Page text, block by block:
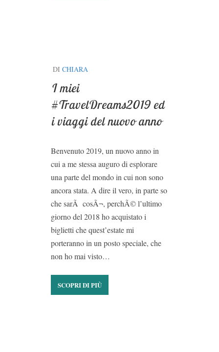
DI CHIARA
I miei
#TravelDreams2019 ed
i viaggi del nuovo anno
Benvenuto 2019, un nuovo anno in
cui a me stessa auguro di esplorare
una parte del mondo in cui non sono
ancora stata. A dire il vero, in parte so
che sarÃ cosÃ¬, perchÃ© l’ultimo
giorno del 2018 ho acquistato i
biglietti che quest’estate mi
porteranno in un posto speciale, che
non ho mai visto…
SCOPRI DI PIÙ